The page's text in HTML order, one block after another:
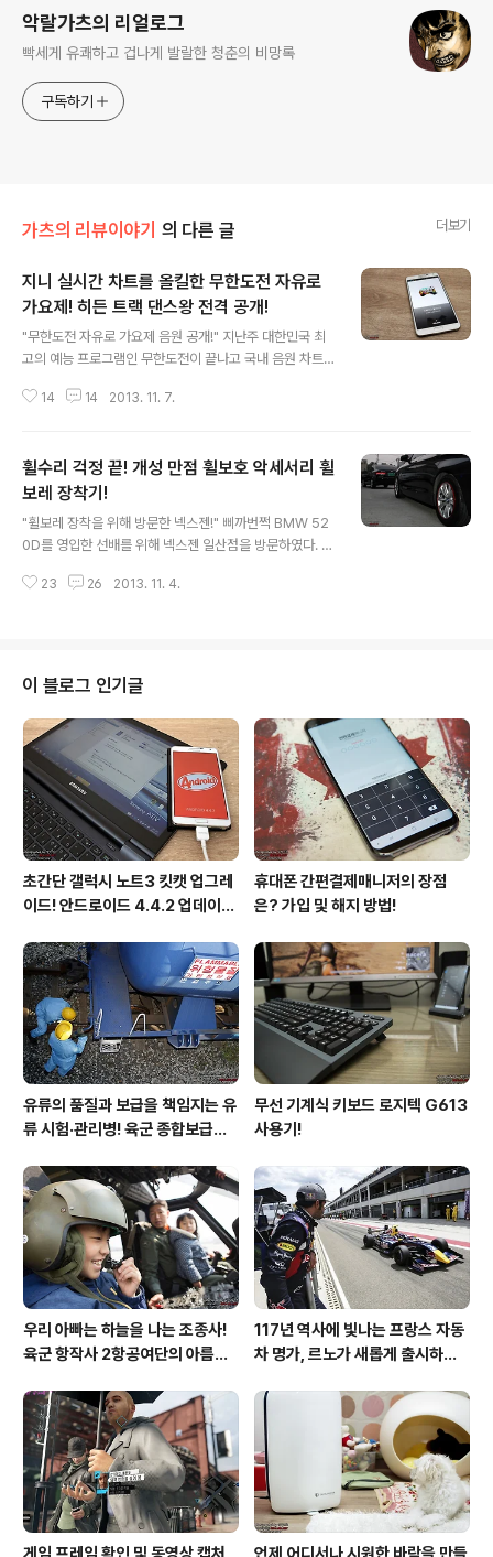
악랄가츠의 리얼로그
빡세게 유쾌하고 겁나게 발랄한 청춘의 비망록
구독하기
가츠의 리뷰이야기 의 다른 글 더보기
지니 실시간 차트를 올킬한 무한도전 자유로
가요제! 히든 트랙 댄스왕 전격 공개!
"무한도전 자유로 가요제 음원 공개!" 지난주 대한민국 최
고의 예능 프로그램인 무한도전이 끝나고 국내 음원 차트
다. 2007년에 처음 열린 강변북로 가요제에 이어 올림픽
할 수 없었던 새로운 스타일의 곡과 무대 매너, 연출 등을
선보이며 팬들의 폭발적인 사랑과 지지를 받고 있는 무한
도전 가요제답게 올해도 수준 높은 음악을 선보였다. 특히
유희열, 보아, 지드래곤, 장기하와 얼굴들 등 국내 최고의
뮤지션들과 함께 팀을 이뤄 멋진 무대를 선사하였다. 그럼
지금부터 지니를 통해 공개된 무한도전 자유로 가요제 음
14 14 2013. 11. 7.
휠수리 걱정 끝! 개성 만점 휠보호 악세서리 휠
보레 장착기!
"휠보레 장착을 위해 방문한 넥스젠!" 삐까번쩍 BMW 52
0D를 영입한 선배를 위해 넥스젠 일산점을 방문하였다. 생
선배를 기다리며 오늘의 튜닝 아이템을 구경하였다. 이름
라 사랑스런 애마를 더욱 돋보이게 하는 자동차의 대표적
인 포인트 요소이기도 하다. 고로 새 차를 뽑은 사람들은 휠
을 애지중지하며 최선을 다해 관리한다. 물론 시간이 지남
에 따라 애정이 식기도 하지만 말이다. 그래도 주차를 하다
가 휠에 기스라도 나면 마치 나의 몸이 다친 거 마냥 쓰리고
속상하다. "휠보레만 있으면 휠수..
23 26 2013. 11. 4.
이 블로그 인기글
초간단 갤럭시 노트3 킷캣 업그레
이드! 안드로이드 4.4.2 업데이트
휴대폰 간편결제매니저의 장점
은? 가입 및 해지 방법!
유류의 품질과 보급을 책임지는 유
류 시험·관리병! 육군 종합보급창
무선 기계식 키보드 로지텍 G613
사용기!
우리 아빠는 하늘을 나는 조종사!
육군 항작사 2항공여단의 아름다
117년 역사에 빛나는 프랑스 자동
차 명가, 르노가 새롭게 출시하는